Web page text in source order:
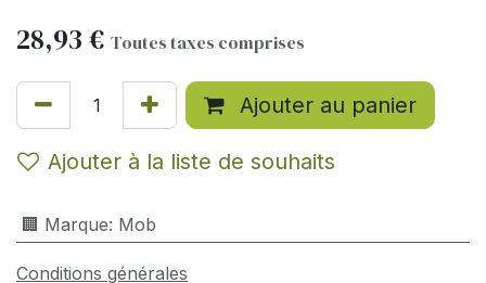
28,93 € Toutes taxes comprises
Ajouter au panier
Ajouter à la liste de souhaits
🏢 Marque: Mob
Conditions générales